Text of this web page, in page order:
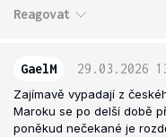
Reagovat
GaelM 29.03.2026
Zajímavě vypadají z
Maroku se po delší době
poněkud nečekané je